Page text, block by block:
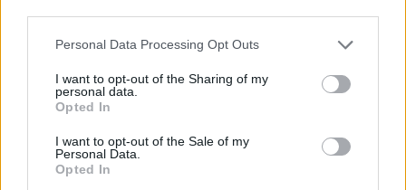
Please note that this website/app uses one or more Google
not limited to your visit or usage behaviour. You may click to
grant or deny consent to Google and its third-party tags to
use your data for below specified purposes in below Google
consent section.
Personal Data Processing Opt Outs
I want to opt-out of the Sharing of my
personal data.
Opted In
I want to opt-out of the Sale of my
Personal Data.
Opted In
νεκρών να ανεβαίνει συνεχώς